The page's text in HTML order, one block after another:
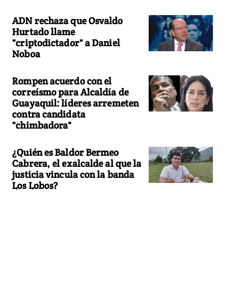
ADN rechaza que Osvaldo
Hurtado llame
"criptodictador" a Daniel
Noboa
Rompen acuerdo con el
correísmo para Alcaldía de
Guayaquil: líderes arremeten
contra candidata
"chimbadora"
¿Quién es Baldor Bermeo
Cabrera, el exalcalde al que la
justicia vincula con la banda
Los Lobos?